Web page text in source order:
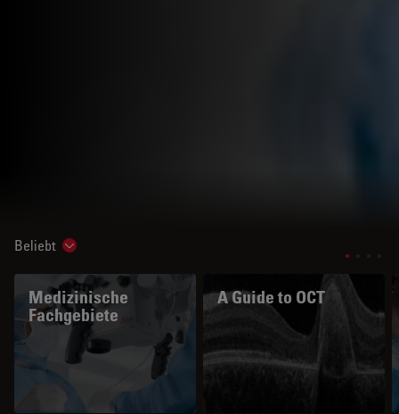
Beliebt Show subnavigation
Medizinische
Fachgebiete
A Guide to OCT